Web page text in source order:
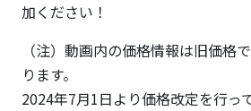
加ください！
（注）動画内の価格情報は旧価格
ります。
2024年7月1日より価格改定を行っ